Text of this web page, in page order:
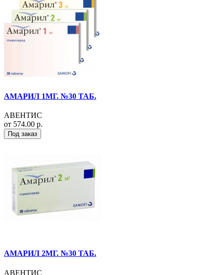
АМАРИЛ 1МГ. №30 ТАБ.
АВЕНТИС
от 574.00 р.
Под заказ
АМАРИЛ 2МГ. №30 ТАБ.
АВЕНТИС